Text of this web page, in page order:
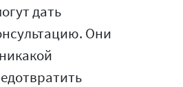
дать
Они